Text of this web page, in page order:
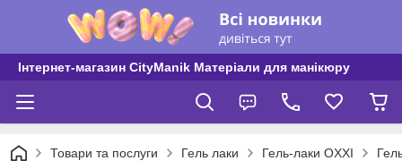
Інтернет-магазин CityManik Матеріали для манікюру
Товари та послуги Гель лаки Гель-лаки OXXI